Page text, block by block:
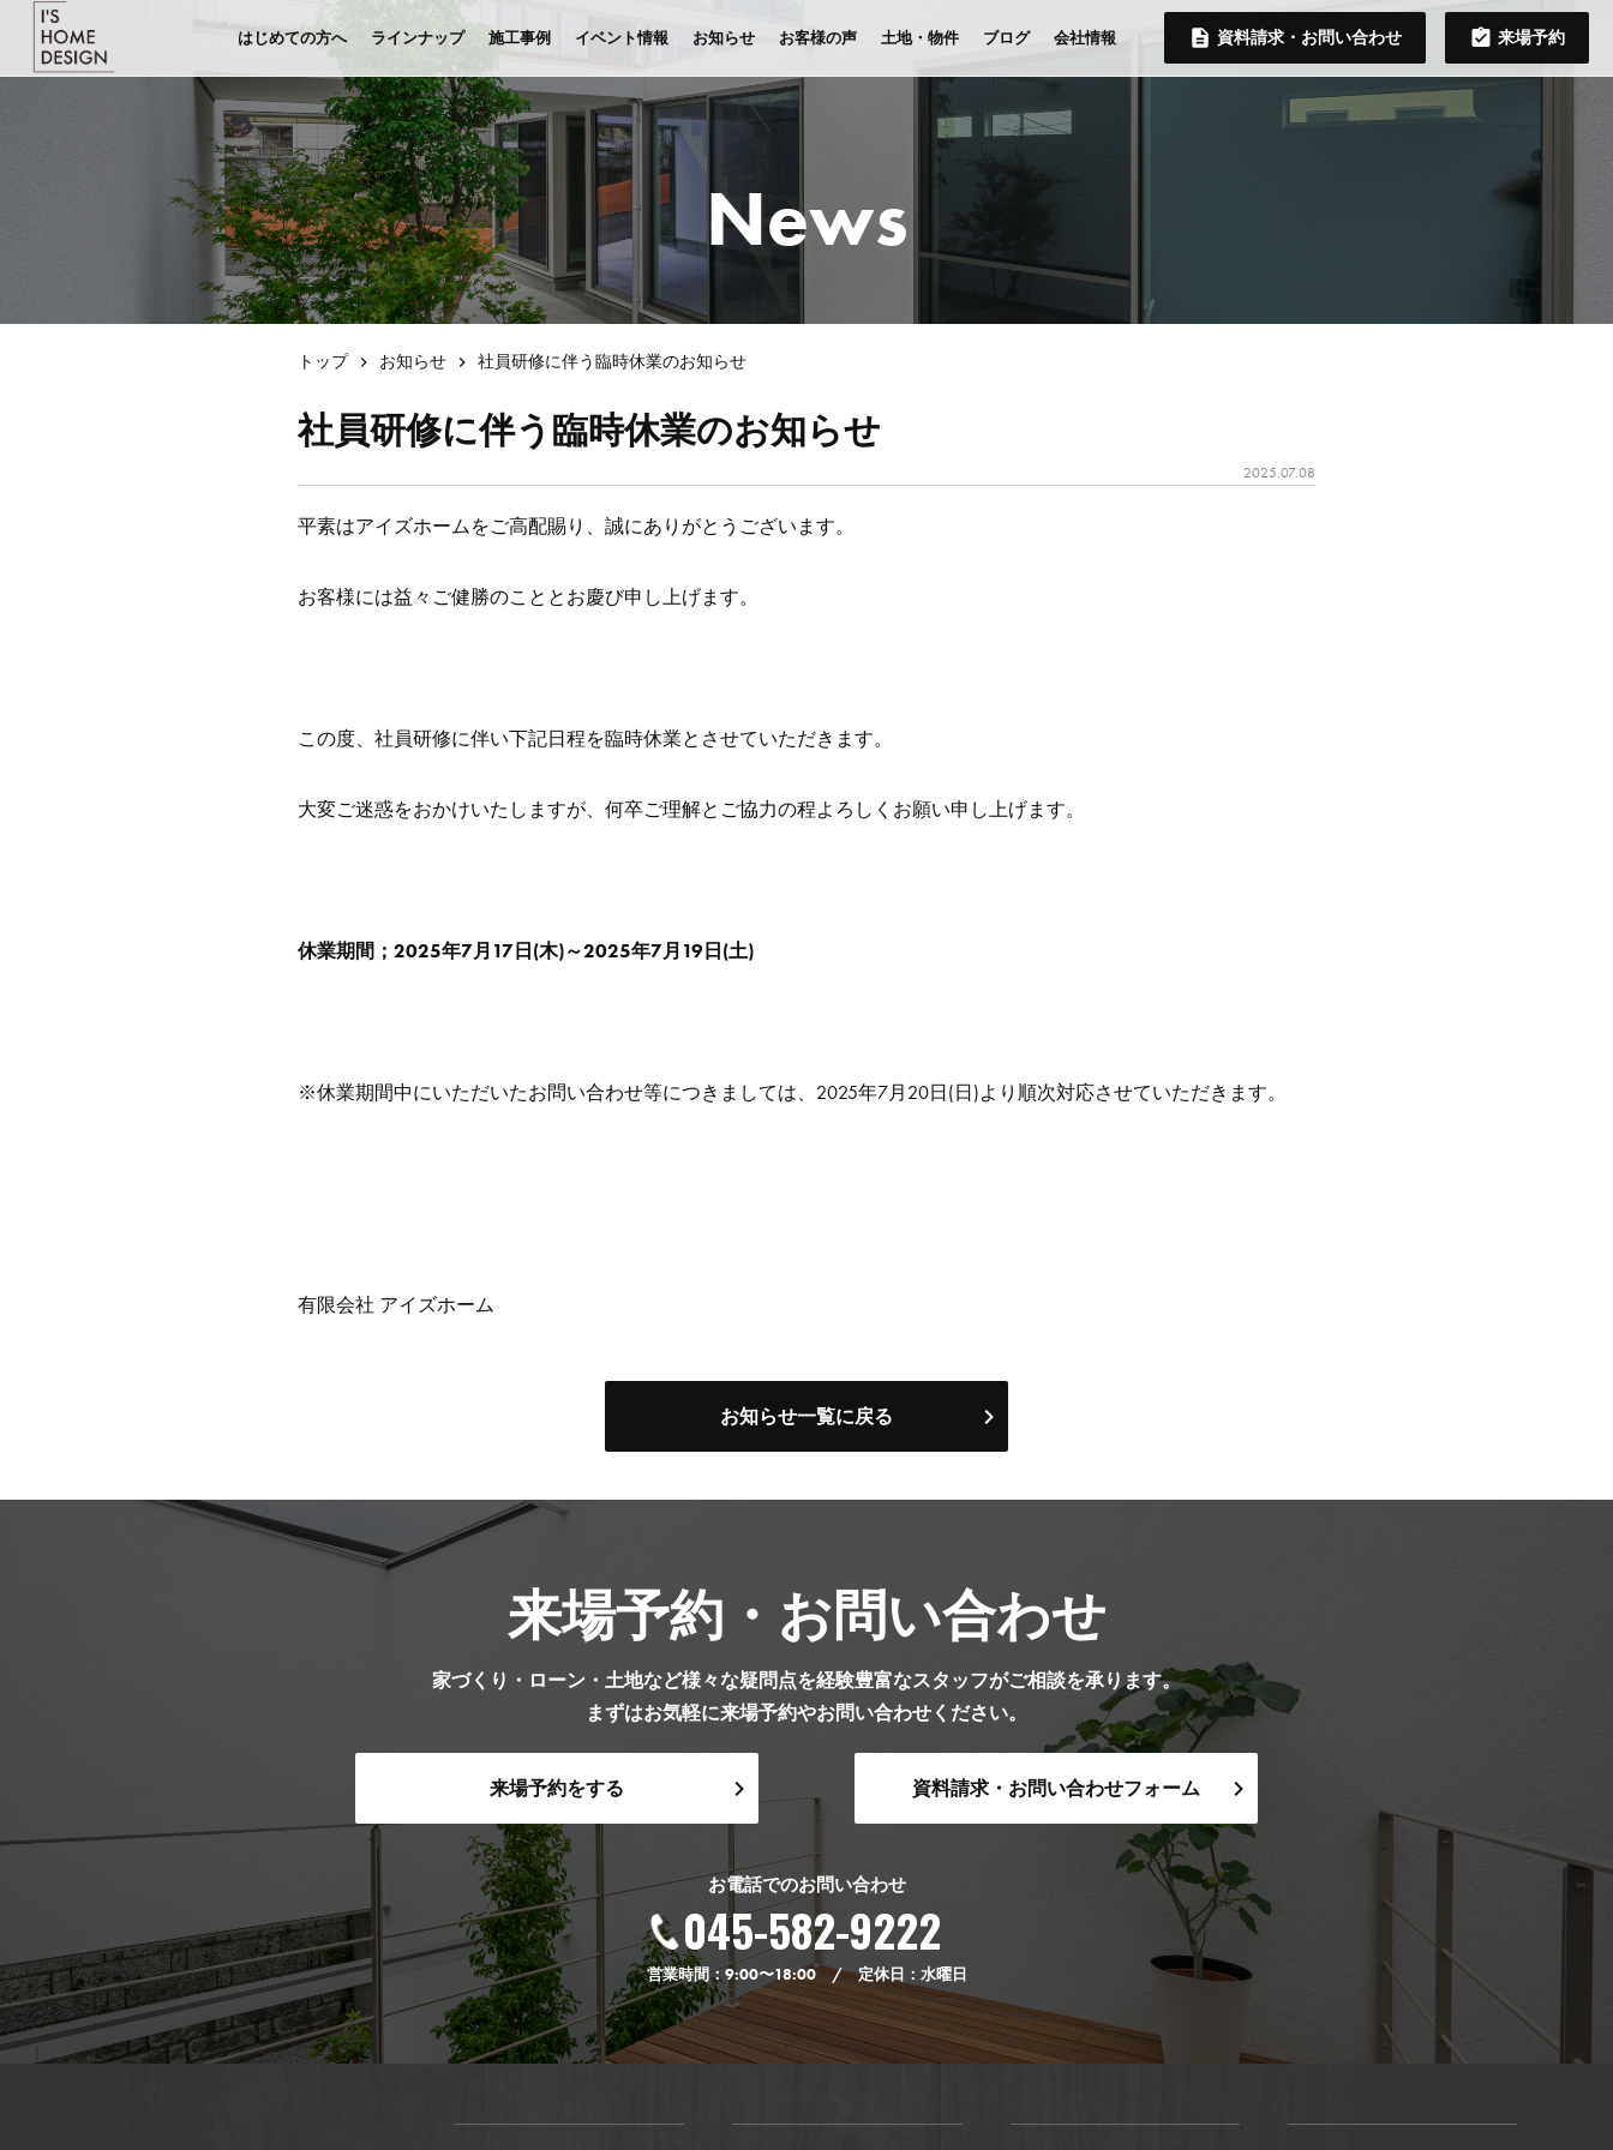
はじめての方へ ラインナップ 施工事例 イベント情報 お知らせ お客様の声 土地・物件 ブログ 会社情報 資料請求・お問い合わせ 来場予約
News
トップ お知らせ 社員研修に伴う臨時休業のお知らせ
社員研修に伴う臨時休業のお知らせ
2025.07.08
平素はアイズホームをご高配賜り、誠にありがとうございます。
お客様には益々ご健勝のこととお慶び申し上げます。
この度、社員研修に伴い下記日程を臨時休業とさせていただきます。
大変ご迷惑をおかけいたしますが、何卒ご理解とご協力の程よろしくお願い申し上げます。
休業期間；2025年7月17日(木)～2025年7月19日(土)
※休業期間中にいただいたお問い合わせ等につきましては、2025年7月20日(日)より順次対応させていただきます。
有限会社 アイズホーム
お知らせ一覧に戻る
来場予約・お問い合わせ
家づくり・ローン・土地など様々な疑問点を経験豊富なスタッフがご相談を承ります。
まずはお気軽に来場予約やお問い合わせください。
来場予約をする 資料請求・お問い合わせフォーム
お電話でのお問い合わせ
045-582-9222
営業時間：9:00〜18:00 / 定休日：水曜日